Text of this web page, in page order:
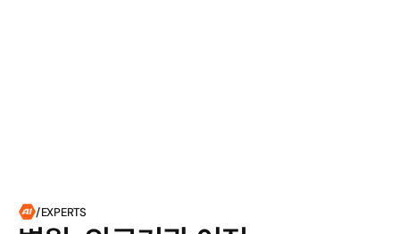
/EXPERTS